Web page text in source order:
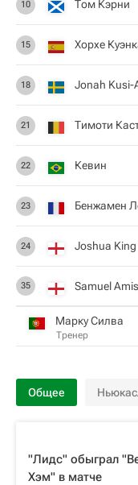
10 Том Кэрни
15 Хорхе
18 Jonah Kusi-
21 Тимоти
22 Кевин
23 Бенжамен
24 Joshua King
35 Samuel
Марку Силва
Тренер
Общее
"Лидс" обыграл
Хэм" в матче